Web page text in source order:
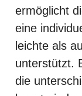
ermöglicht
eine
leichte als
unterstützt.
die